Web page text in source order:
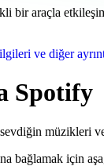
bir araçla
ve diğer
Spotify
müzikleri
bağlamak için